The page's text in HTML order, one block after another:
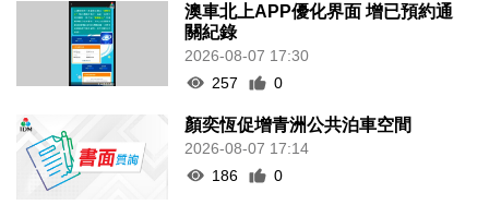
澳車北上APP優化界面 增已預約通
關紀錄
2026-08-07 17:30
257
0
顏奕恆促增青洲公共泊車空間
2026-08-07 17:14
186
0